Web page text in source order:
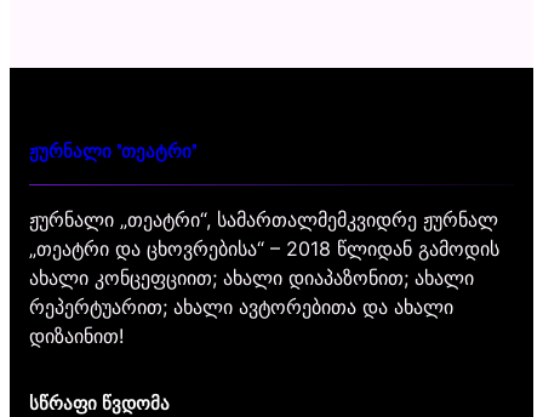
ჟურნალი "თეატრი"
ჟურნალი „თეატრი“, სამართალმემკვიდრე ჟურნალ
„თეატრი და ცხოვრებისა“ – 2018 წლიდან გამოდის
ახალი კონცეფციით; ახალი დიაპაზონით; ახალი
რეპერტუარით; ახალი ავტორებითა და ახალი
დიზაინით!
სწრაფი წვდომა